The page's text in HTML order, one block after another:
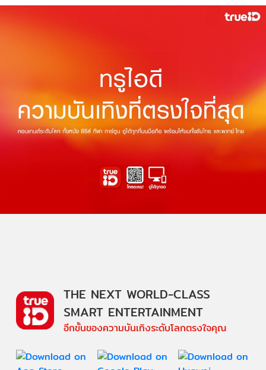
THE NEXT WORLD-CLASS
SMART ENTERTAINMENT
อีกขั้นของความบันเทิงระดับโลกตรงใจคุณ